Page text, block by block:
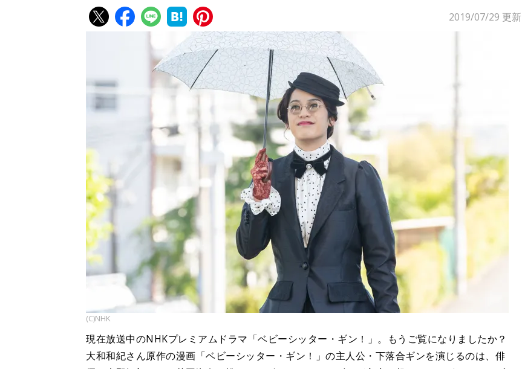
2019/07/29 更新
(C)NHK
現在放送中のNHKプレミアムドラマ「ベビーシッター・ギン！」。もうご覧になりましたか？
大和和紀さん原作の漫画「ベビーシッター・ギン！」の主人公・下落合ギンを演じるのは、俳